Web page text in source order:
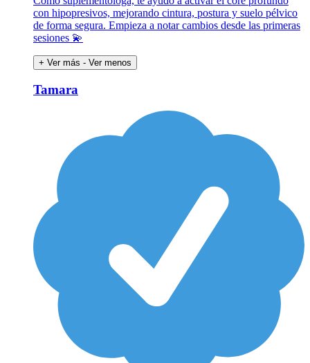
con hipopresivos, mejorando cintura, postura y suelo pélvico
de forma segura. Empieza a notar cambios desde las primeras
sesiones 💫
+ Ver más - Ver menos
Tamara